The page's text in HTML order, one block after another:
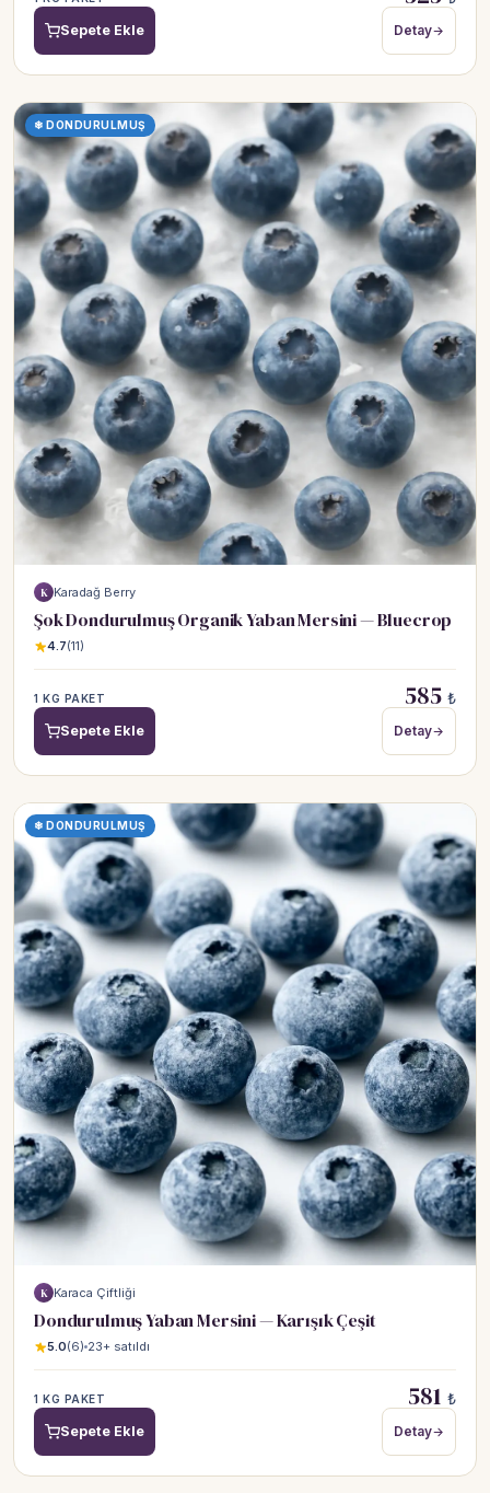
Sepete Ekle Detay
❄ DONDURULMUŞ
K Karadağ Berry
Şok Dondurulmuş Organik Yaban Mersini — Bluecrop
4.7(11)
1 KG PAKET 585 ₺
Sepete Ekle Detay
❄ DONDURULMUŞ
K Karaca Çiftliği
Dondurulmuş Yaban Mersini — Karışık Çeşit
5.0(6) 23+ satıldı
1 KG PAKET 581 ₺
Sepete Ekle Detay